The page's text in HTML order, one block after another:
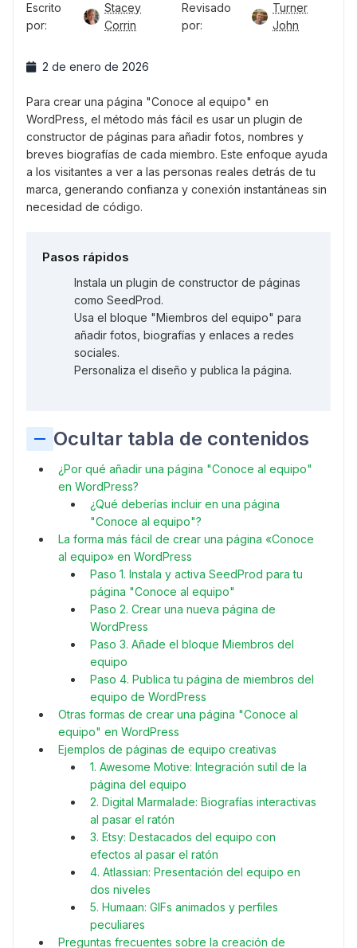
Escrito
por:
Stacey
Corrin
Revisado
por:
Turner
John
2 de enero de 2026
Para crear una página "Conoce al equipo" en
WordPress, el método más fácil es usar un plugin de
constructor de páginas para añadir fotos, nombres y
breves biografías de cada miembro. Este enfoque ayuda
a los visitantes a ver a las personas reales detrás de tu
marca, generando confianza y conexión instantáneas sin
necesidad de código.
Pasos rápidos
Instala un plugin de constructor de páginas
como SeedProd.
Usa el bloque "Miembros del equipo" para
añadir fotos, biografías y enlaces a redes
sociales.
Personaliza el diseño y publica la página.
Ocultar tabla de contenidos
¿Por qué añadir una página "Conoce al equipo"
en WordPress?
¿Qué deberías incluir en una página
"Conoce al equipo"?
La forma más fácil de crear una página «Conoce
al equipo» en WordPress
Paso 1. Instala y activa SeedProd para tu
página "Conoce al equipo"
Paso 2. Crear una nueva página de
WordPress
Paso 3. Añade el bloque Miembros del
equipo
Paso 4. Publica tu página de miembros del
equipo de WordPress
Otras formas de crear una página "Conoce al
equipo" en WordPress
Ejemplos de páginas de equipo creativas
1. Awesome Motive: Integración sutil de la
página del equipo
2. Digital Marmalade: Biografías interactivas
al pasar el ratón
3. Etsy: Destacados del equipo con
efectos al pasar el ratón
4. Atlassian: Presentación del equipo en
dos niveles
5. Humaan: GIFs animados y perfiles
peculiares
Preguntas frecuentes sobre la creación de